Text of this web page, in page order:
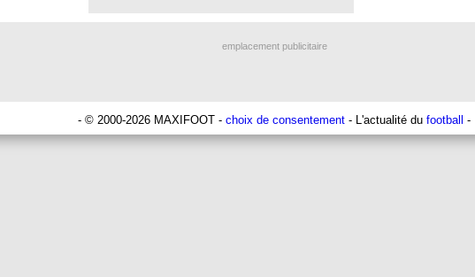
emplacement publicitaire
- © 2000-2026 MAXIFOOT - choix de consentement - L'actualité du football -